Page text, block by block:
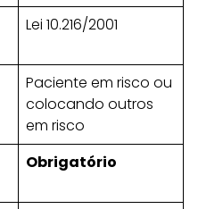
Lei 10.216/2001
Paciente em risco ou
colocando outros
em risco
Obrigatório